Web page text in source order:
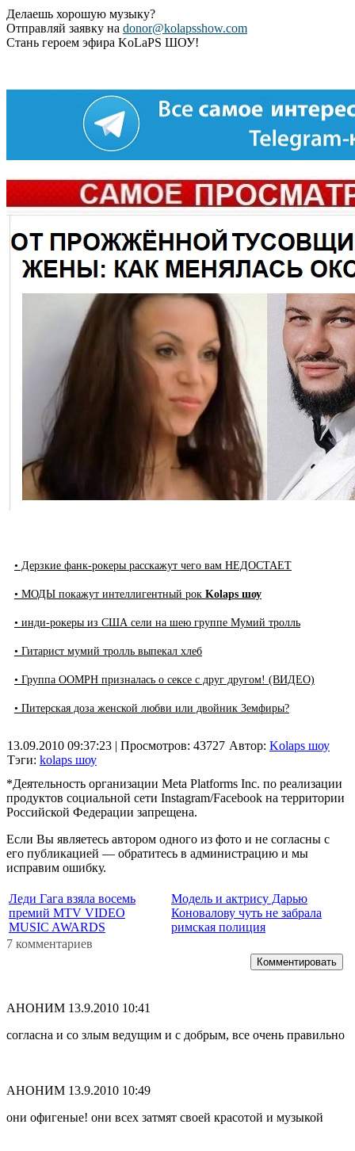
Делаешь хорошую музыку?
Отправляй заявку на donor@kolapsshow.com
Стань героем эфира KoLaPS ШОУ!
• Дерзкие фанк-рокеры расскажут чего вам НЕДОСТАЕТ
• МОДЫ покажут интеллигентный рок Kolaps шоу
• инди-рокеры из США сели на шею группе Мумий тролль
• Гитарист мумий тролль выпекал хлеб
• Группа OOMPH призналась о сексе с друг другом! (ВИДЕО)
• Питерская доза женской любви или двойник Земфиры?
13.09.2010 09:37:23 | Просмотров: 43727
Тэги: kolaps шоу
Автор: Kolaps шоу
*Деятельность организации Meta Platforms Inc. по реализации
продуктов социальной сети Instagram/Facebook на территории
Российской Федерации запрещена.
Если Вы являетесь автором одного из фото и не согласны с
его публикацией — обратитесь в администрацию и мы
исправим ошибку.
Леди Гага взяла восемь
премий MTV VIDEO
MUSIC AWARDS
Модель и актрису Дарью
Коновалову чуть не забрала
римская полиция
7 комментариев
Комментировать
АНОНИМ 13.9.2010 10:41
согласна и со злым ведущим и с добрым, все очень правильно
АНОНИМ 13.9.2010 10:49
они офигеные! они всех затмят своей красотой и музыкой